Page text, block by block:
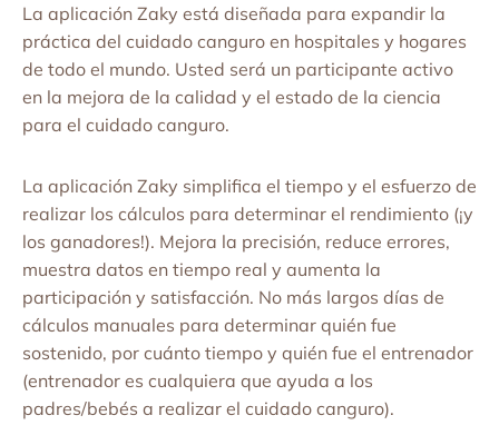
La aplicación Zaky está diseñada para expandir la
práctica del cuidado canguro en hospitales y hogares
de todo el mundo. Usted será un participante activo
en la mejora de la calidad y el estado de la ciencia
para el cuidado canguro.
La aplicación Zaky simplifica el tiempo y el esfuerzo de
realizar los cálculos para determinar el rendimiento (¡y
los ganadores!). Mejora la precisión, reduce errores,
muestra datos en tiempo real y aumenta la
participación y satisfacción. No más largos días de
cálculos manuales para determinar quién fue
sostenido, por cuánto tiempo y quién fue el entrenador
(entrenador es cualquiera que ayuda a los
padres/bebés a realizar el cuidado canguro).